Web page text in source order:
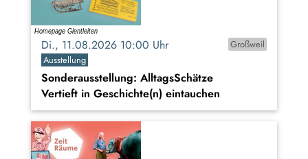
Di., 11.08.2026 10:00 Uhr
Großweil
Ausstellung
Sonderausstellung: AlltagsSchätze
Vertieft in Geschichte(n) eintauchen